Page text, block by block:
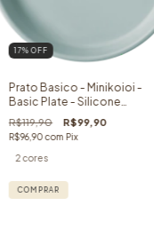
17% OFF
Prato Basico - Minikoioi -
Basic Plate - Silicone
Alimentar
R$119,90 R$99,90
R$96,90com Pix
2 cores
COMPRAR